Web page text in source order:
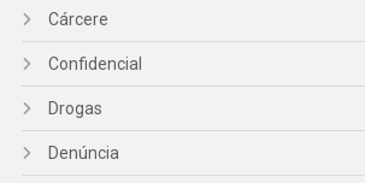
Cárcere
Confidencial
Drogas
Denúncia